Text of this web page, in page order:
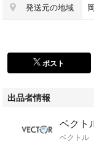
発送元の地域
ポスト
出品者情報
ベクト
ベクトル